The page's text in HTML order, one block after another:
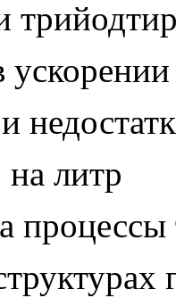
литр